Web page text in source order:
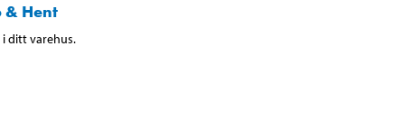
& Hent
i ditt varehus.